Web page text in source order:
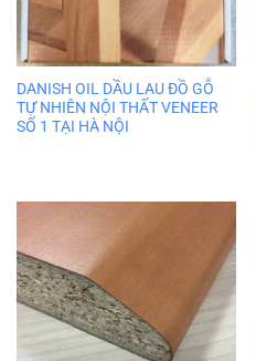
DANISH OIL DẦU LAU ĐỒ GỖ
TỰ NHIÊN NỘI THẤT VENEER
SỐ 1 TẠI HÀ NỘI